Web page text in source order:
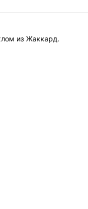
из Жаккард.